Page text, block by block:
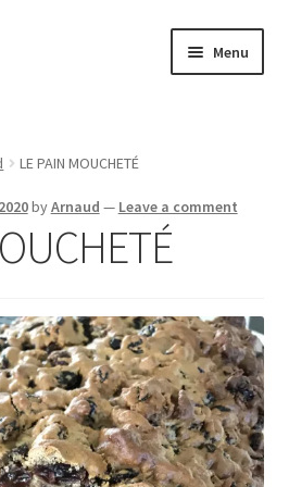
Menu
LE PAIN MOUCHETÉ
byArnaud — Leave a comment